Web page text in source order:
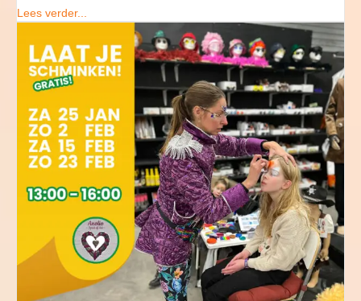
Lees verder...